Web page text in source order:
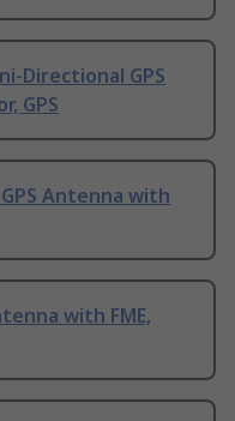
Directional GPS
GPS
Antenna with
with FME,